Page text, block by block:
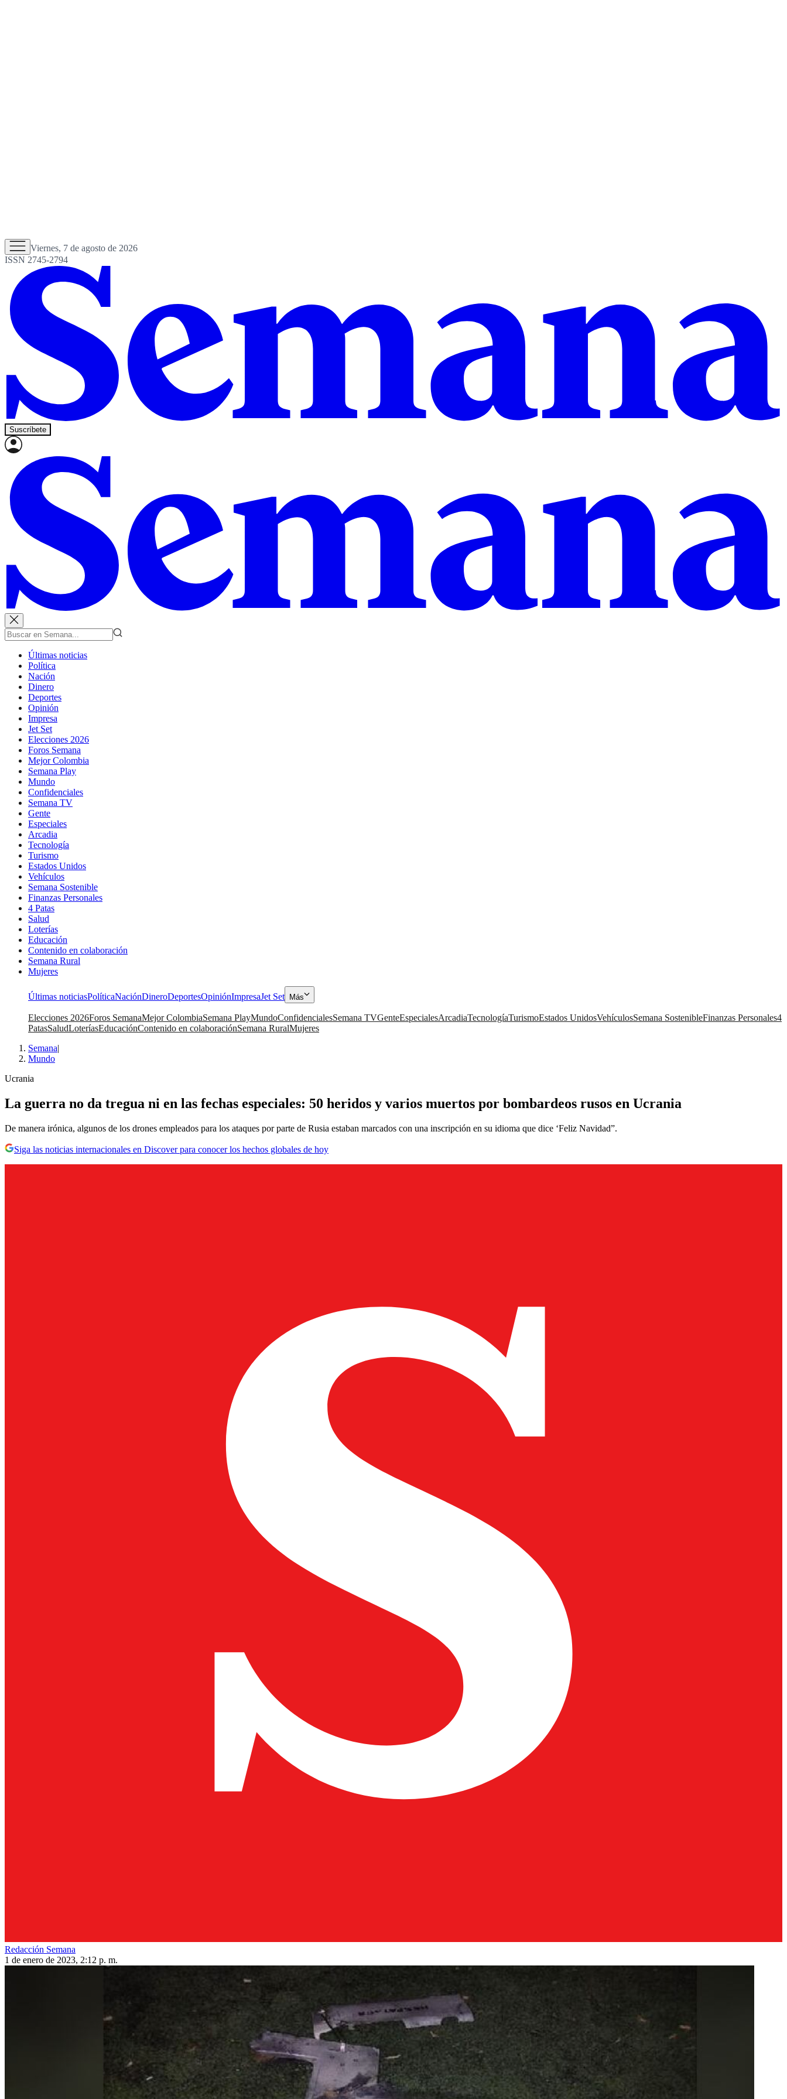
Viernes, 7 de agosto de 2026
ISSN 2745-2794
Suscríbete
Últimas noticias
Política
Nación
Dinero
Deportes
Opinión
Impresa
Jet Set
Elecciones 2026
Foros Semana
Mejor Colombia
Semana Play
Mundo
Confidenciales
Semana TV
Gente
Especiales
Arcadia
Tecnología
Turismo
Estados Unidos
Vehículos
Semana Sostenible
Finanzas Personales
4 Patas
Salud
Loterías
Educación
Contenido en colaboración
Semana Rural
Mujeres
Últimas noticiasPolíticaNaciónDineroDeportesOpiniónImpresaJet Set Más
Elecciones 2026Foros SemanaMejor ColombiaSemana PlayMundoConfidencialesSemana TVGenteEspecialesArcadiaTecnologíaTurismoEstados UnidosVehículosSemana SostenibleFinanzas Personales4
PatasSaludLoteríasEducaciónContenido en colaboraciónSemana RuralMujeres
Semana|
Mundo
Ucrania
La guerra no da tregua ni en las fechas especiales: 50 heridos y varios muertos por bombardeos rusos en Ucrania
De manera irónica, algunos de los drones empleados para los ataques por parte de Rusia estaban marcados con una inscripción en su idioma que dice ‘Feliz Navidad”.
Siga las noticias internacionales en Discover para conocer los hechos globales de hoy
Redacción Semana
1 de enero de 2023, 2:12 p. m.